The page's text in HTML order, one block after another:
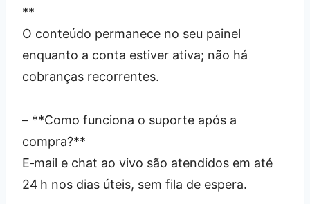
**
O conteúdo permanece no seu painel
enquanto a conta estiver ativa; não há
cobranças recorrentes.
– **Como funciona o suporte após a
compra?**
E‑mail e chat ao vivo são atendidos em até
24 h nos dias úteis, sem fila de espera.